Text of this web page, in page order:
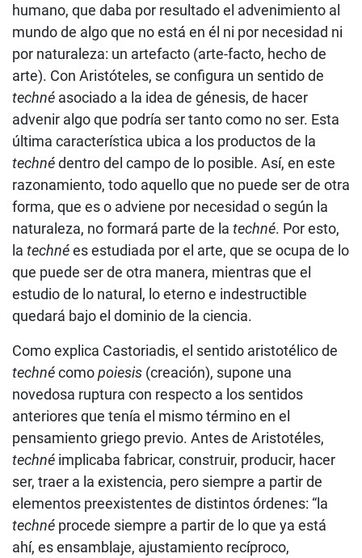
humano, que daba por resultado el advenimiento al
mundo de algo que no está en él ni por necesidad ni
por naturaleza: un artefacto (arte-facto, hecho de
arte). Con Aristóteles, se configura un sentido de
techné asociado a la idea de génesis, de hacer
advenir algo que podría ser tanto como no ser. Esta
última característica ubica a los productos de la
technédentro del campo de lo posible. Así, en este
razonamiento, todo aquello que no puede ser de otra
forma, que es o adviene por necesidad o según la
naturaleza, no formará parte de la techné. Por esto,
la technées estudiada por el arte, que se ocupa de lo
que puede ser de otra manera, mientras que el
estudio de lo natural, lo eterno e indestructible
quedará bajo el dominio de la ciencia.
Como explica Castoriadis, el sentido aristotélico de
technécomopoiesis (creación), supone una
novedosa ruptura con respecto a los sentidos
anteriores que tenía el mismo término en el
pensamiento griego previo. Antes de Aristotéles,
techné implicaba fabricar, construir, producir, hacer
ser, traer a la existencia, pero siempre a partir de
elementos preexistentes de distintos órdenes: “la
techné procede siempre a partir de lo que ya está
ahí, es ensamblaje, ajustamiento recíproco,